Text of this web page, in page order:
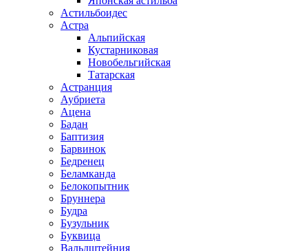
Астильбоидес
Астра
Альпийская
Кустарниковая
Новобельгийская
Татарская
Астранция
Аубриета
Ацена
Бадан
Баптизия
Барвинок
Бедренец
Беламканда
Белокопытник
Бруннера
Будра
Бузульник
Буквица
Вальдштейния